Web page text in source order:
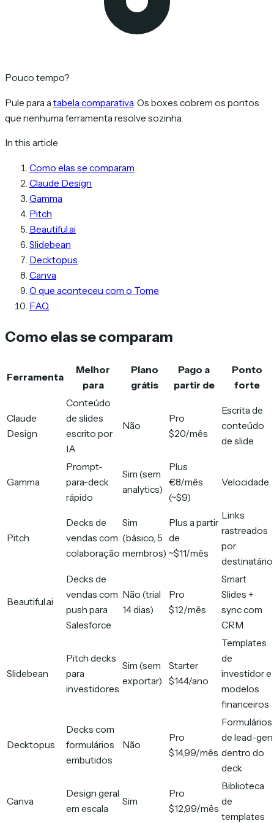
Pouco tempo?
Pule para a tabela comparativa . Os boxes cobrem os pontos
que nenhuma ferramenta resolve sozinha.
In this article
Como elas se comparam
Claude Design
Gamma
Pitch
Beautiful.ai
Slidebean
Decktopus
Canva
O que aconteceu com o Tome
FAQ
Como elas se comparam
Ferramenta
Melhor
para
Plano
grátis
Pago a
partir de
Ponto
forte
Claude
Design
Conteúdo
de slides
escrito por
IA
Não
Pro
$20/mês
Escrita de
conteúdo
de slide
Gamma
Prompt-
para-deck
rápido
Sim (sem
analytics)
Plus
€8/mês
(~$9)
Velocidade
Pitch
Decks de
vendas com
colaboração
Sim
(básico, 5
membros)
Plus a partir
de
~$11/mês
Links
rastreados
por
destinatário
Beautiful.ai
Decks de
vendas com
push para
Salesforce
Não (trial
14 dias)
Pro
$12/mês
Smart
Slides +
sync com
CRM
Slidebean
Pitch decks
para
investidores
Sim (sem
exportar)
Starter
$144/ano
Templates
de
investidor e
modelos
financeiros
Decktopus
Decks com
formulários
embutidos
Não
Pro
$14,99/mês
Formulários
de lead-gen
dentro do
deck
Canva
Design geral
em escala
Sim
Pro
$12,99/mês
Biblioteca
de
templates